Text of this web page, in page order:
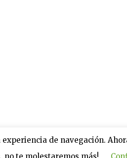
de navegación.